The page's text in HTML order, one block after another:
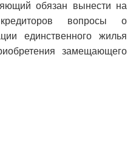
обязан вынести на
вопросы о
единственного жилья
замещающего